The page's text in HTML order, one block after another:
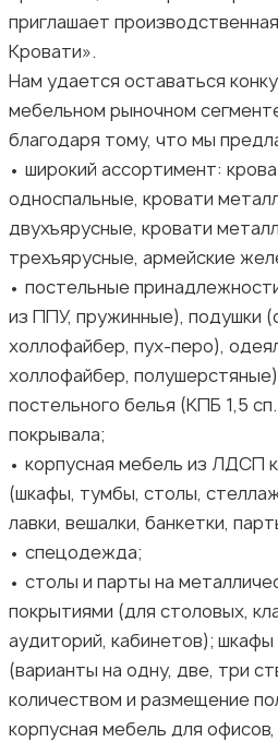
приглашает
Кровати».
Нам удается оставаться
мебельном рыночном
благодаря тому, что мы
• широкий ассортимент:
односпальные, кровати
двухъярусные, кровати
трехъярусные, армейские
• постельные
из ППУ, пружинные), подушки
холлофайбер, пух-перо),
холлофайбер,
постельного белья (КПБ 1,5
покрывала;
• корпусная мебель из ЛДСП
(шкафы, тумбы, столы,
лавки, вешалки, банкетки,
• спецодежда;
• столы и парты на
покрытиями (для столовых,
аудиторий, кабинетов);
(варианты на одну, две, три
количеством и размещение
корпусная мебель для